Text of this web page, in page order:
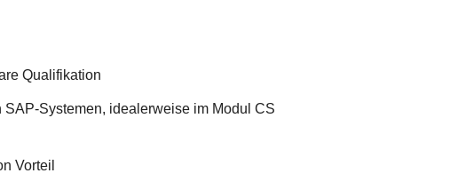
Qualifikation
Systemen, idealerweise im Modul CS
Vorteil